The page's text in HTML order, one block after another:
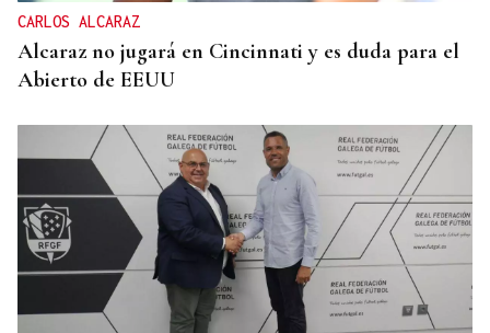
CARLOS ALCARAZ
Alcaraz no jugará en Cincinnati y es duda para el
Abierto de EEUU